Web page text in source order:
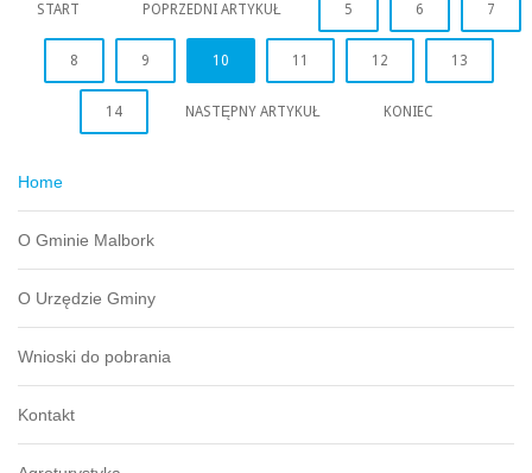
START POPRZEDNI ARTYKUŁ 5 6 7
8 9 10 11 12 13
14 NASTĘPNY ARTYKUŁ KONIEC
Home
O Gminie Malbork
O Urzędzie Gminy
Wnioski do pobrania
Kontakt